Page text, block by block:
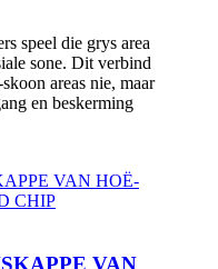
speel die grys area
sone. Dit verbind
areas nie, maar
en beskerming
VAN